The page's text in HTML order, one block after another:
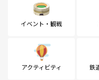
イベント・観戦
アクティビティ 鉄